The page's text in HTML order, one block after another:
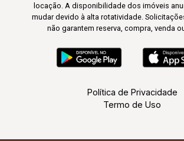
locação. A disponibilidade dos imóveis
mudar devido à alta rotatividade.
não garantem reserva, compra, venda
Política de Privacidade
Termo de Uso